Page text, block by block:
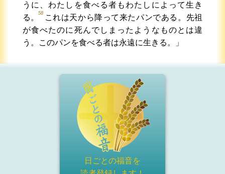
うに、わたしを食べる者もわたしによって生き
る。
58
これは天から降って来たパンである。先祖
が食べたのに死んでしまったようなものとは違
う。このパンを食べる者は永遠に生きる。」
日ごとの福音を